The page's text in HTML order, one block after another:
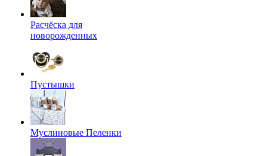
Расчёска для
новорожденных
Пустышки
Муслиновые Пеленки